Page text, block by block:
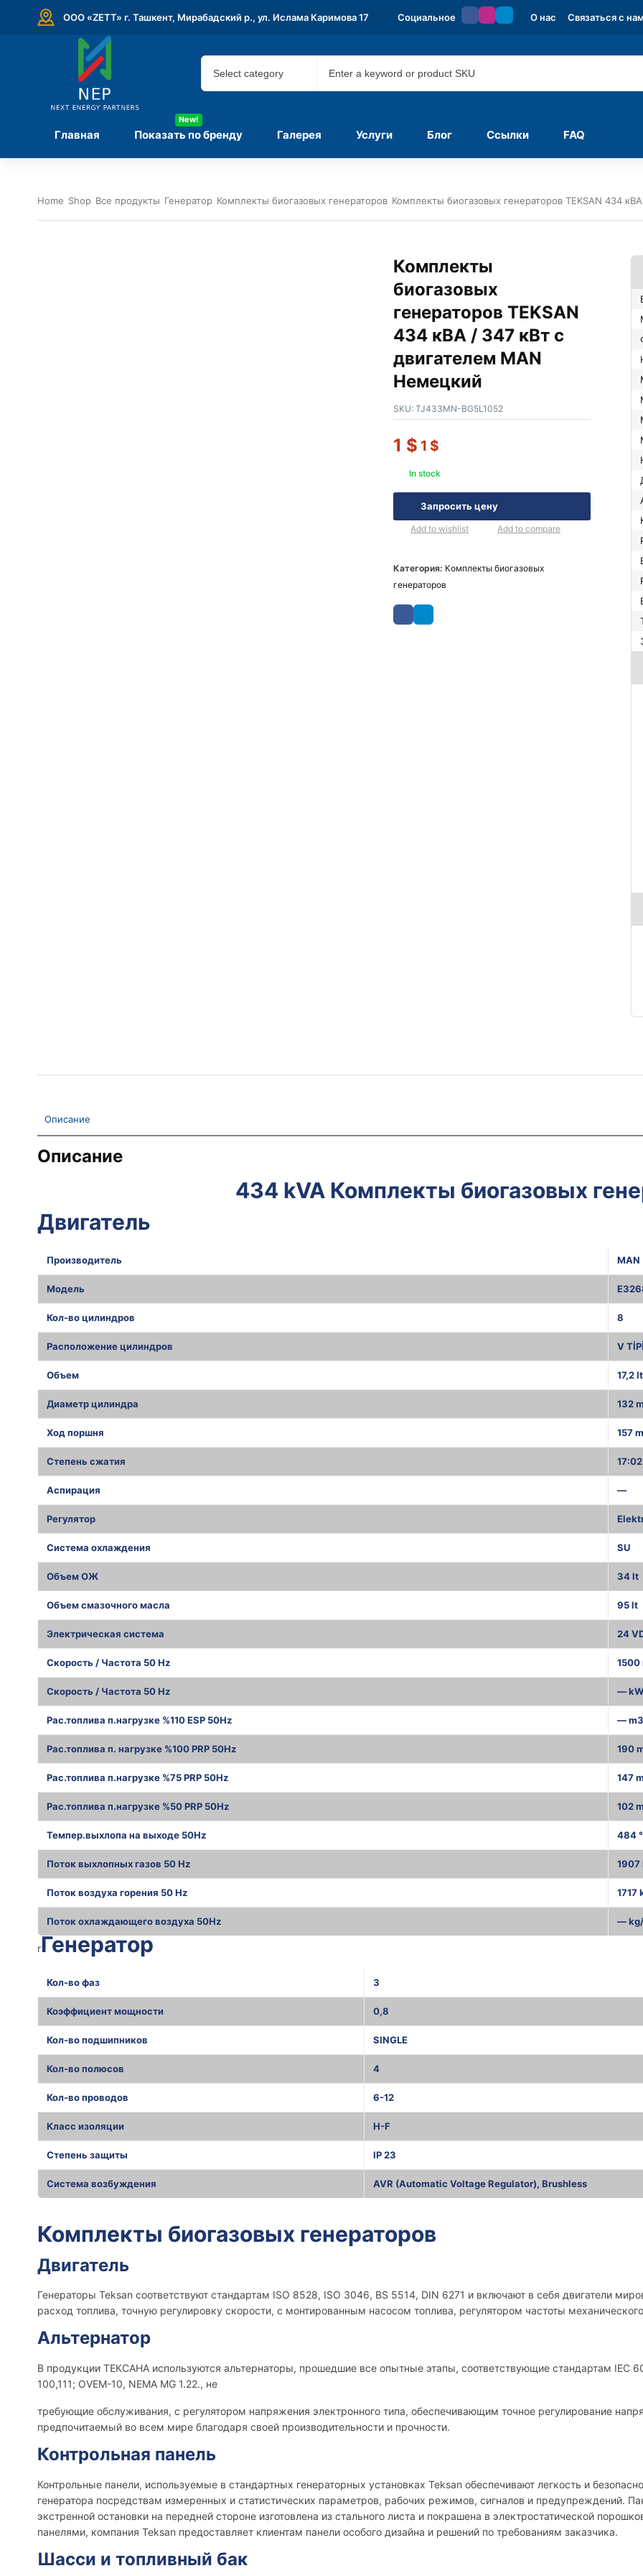
ООО «ZETT» г. Ташкент, Мирабадский р., ул. Ислама Каримова 17 Социальное О нас Связаться с
Главная Показать по бренду
New!
Галерея Услуги Блог Ссылки FAQ
Home Shop Все продукты Генератор Комплекты биогазовых генераторов Комплекты биогазовых генераторов TEKSAN 434
Комплекты
биогазовых
генераторов TEKSAN
434 кВА / 347 кВт с
двигателем MAN
Немецкий
SKU: TJ433MN-BG5L1052
1 $ 1 $
In stock
Запросить цену
Add to wishlist Add to compare
Категория: Комплекты биогазовых
генераторов
Описание
Описание
434 kVA Комплекты биогазовых
Двигатель
Производитель MAN
Модель
Кол-во цилиндров 8
Расположение цилиндров V TİPİ
Объем 17,2 lt
Диаметр цилиндра 132
Ход поршня 157
Степень сжатия 17:02
Аспирация —
Регулятор
Система охлаждения SU
Объем ОЖ 34 lt
Объем смазочного масла 95 lt
Электрическая система 24
Скорость / Частота 50 Hz 1500
Скорость / Частота 50 Hz — kW
Рас.топлива п.нагрузке %110 ESP 50Hz —
Рас.топлива п. нагрузке %100 PRP 50Hz 190
Рас.топлива п.нагрузке %75 PRP 50Hz 147
Рас.топлива п.нагрузке %50 PRP 50Hz 102
Темпер.выхлопа на выходе 50Hz 484
Поток выхлопных газов 50 Hz 1907
Поток воздуха горения 50 Hz 1717
Поток охлаждающего воздуха 50Hz —
rГенератор
Кол-во фаз 3
Коэффициент мощности 0,8
Кол-во подшипников SINGLE
Кол-во полюсов 4
Кол-во проводов 6-12
Класс изоляции H-F
Степень защиты IP 23
Система возбуждения AVR (Automatic Voltage Regulator), Brushless
Комплекты биогазовых генераторов
Двигатель
Генераторы Teksan соответствуют стандартам ISO 8528, ISO 3046, BS 5514, DIN 6271 и включают в себя двигатели
расход топлива, точную регулировку скорости, с монтированным насосом топлива, регулятором частоты
Альтернатор
В продукции ТЕКСАНА используются альтернаторы, прошедшие все опытные этапы, соответствующие стандартам IEC
100,111; OVEM-10, NEMA MG 1.22., не
требующие обслуживания, с регулятором напряжения электронного типа, обеспечивающим точное регулирование
предпочитаемый во всем мире благодаря своей производительности и прочности.
Контрольная панель
Контрольные панели, используемые в стандартных генераторных установках Teksan обеспечивают легкость и
генератора посредствам измеренных и статистических параметров, рабочих режимов, сигналов и предупреждений.
экстренной остановки на передней стороне изготовлена из стального листа и покрашена в электростатической
панелями, компания Teksan предоставляет клиентам панели особого дизайна и решений по требованиям заказчика.
Шасси и топливный бак